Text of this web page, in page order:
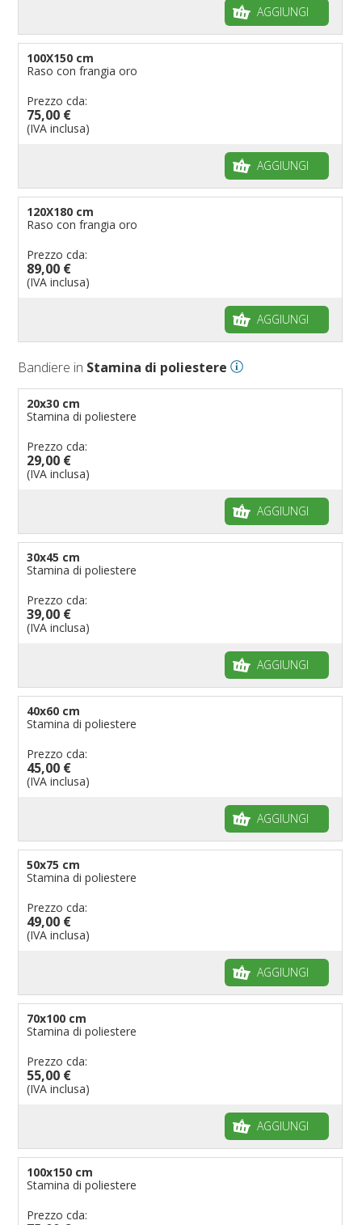
AGGIUNGI
100X150 cm
Raso con frangia oro
Prezzo cda:
75,00 €
(IVA inclusa)
AGGIUNGI
120X180 cm
Raso con frangia oro
Prezzo cda:
89,00 €
(IVA inclusa)
AGGIUNGI
Bandiere in Stamina di poliestere
20x30 cm
Stamina di poliestere
Prezzo cda:
29,00 €
(IVA inclusa)
AGGIUNGI
30x45 cm
Stamina di poliestere
Prezzo cda:
39,00 €
(IVA inclusa)
AGGIUNGI
40x60 cm
Stamina di poliestere
Prezzo cda:
45,00 €
(IVA inclusa)
AGGIUNGI
50x75 cm
Stamina di poliestere
Prezzo cda:
49,00 €
(IVA inclusa)
AGGIUNGI
70x100 cm
Stamina di poliestere
Prezzo cda:
55,00 €
(IVA inclusa)
AGGIUNGI
100x150 cm
Stamina di poliestere
Prezzo cda: